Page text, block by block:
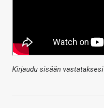
Kirjaudu sisään vastataksesi